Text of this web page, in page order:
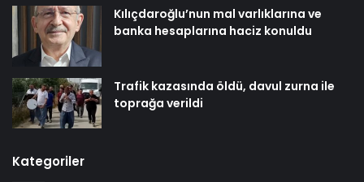
Kılıçdaroğlu’nun mal varlıklarına ve
banka hesaplarına haciz konuldu
Trafik kazasında öldü, davul zurna ile
toprağa verildi
Kategoriler